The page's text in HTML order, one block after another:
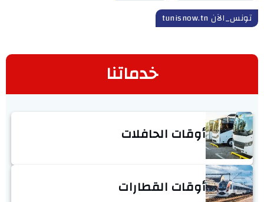
تونس_الآن tunisnow.tn
خدماتنا
أوقات الحافلات
أوقات القطارات